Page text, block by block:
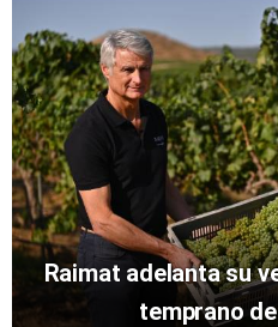
Raimat adelanta su
temprano